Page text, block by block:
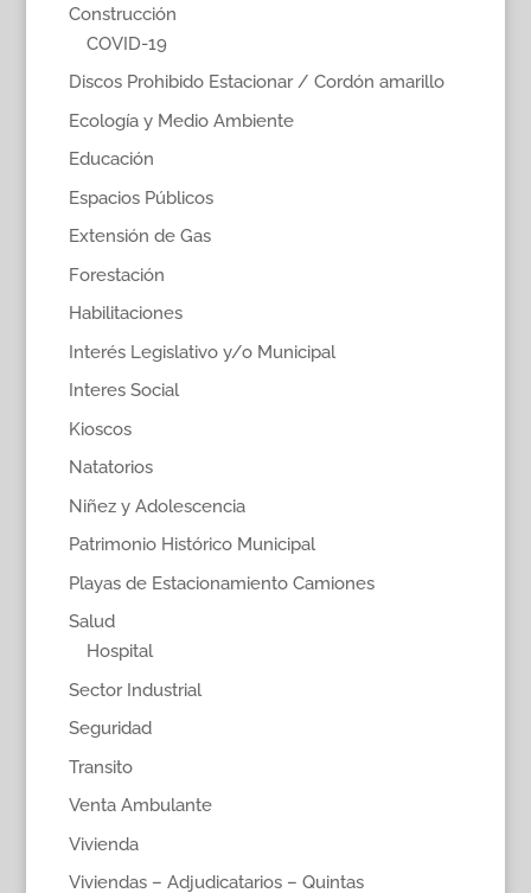
Construcción
COVID-19
Discos Prohibido Estacionar / Cordón amarillo
Ecología y Medio Ambiente
Educación
Espacios Públicos
Extensión de Gas
Forestación
Habilitaciones
Interés Legislativo y/o Municipal
Interes Social
Kioscos
Natatorios
Niñez y Adolescencia
Patrimonio Histórico Municipal
Playas de Estacionamiento Camiones
Salud
Hospital
Sector Industrial
Seguridad
Transito
Venta Ambulante
Vivienda
Viviendas – Adjudicatarios – Quintas